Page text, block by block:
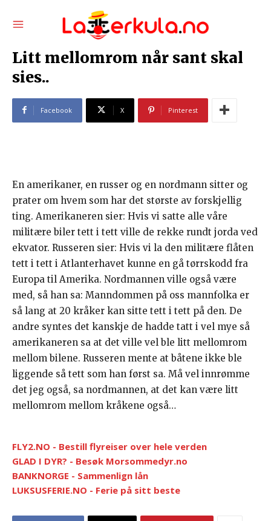
Litt mellomrom når sant skal
sies..
Facebook X Pinterest
En amerikaner, en russer og en nordmann sitter og
prater om hvem som har det største av forskjellig
ting. Amerikaneren sier: Hvis vi satte alle våre
militære biler tett i tett ville de rekke rundt jorda ved
ekvator. Russeren sier: Hvis vi la den militære flåten
tett i tett i Atlanterhavet kunne en gå tørrskodd fra
Europa til Amerika. Nordmannen ville også være
med, så han sa: Manndommen på oss mannfolka er
så lang at 20 kråker kan sitte tett i tett på den. De
andre syntes det kanskje de hadde tatt i vel mye så
amerikaneren sa at det ville vel ble litt mellomrom
mellom bilene. Russeren mente at båtene ikke ble
liggende så tett som han først sa. Må vel innrømme
det jeg også, sa nordmannen, at det kan være litt
mellomrom mellom kråkene også…
FLY2.NO - Bestill flyreiser over hele verden
GLAD I DYR? - Besøk Morsommedyr.no
BANKNORGE - Sammenlign lån
LUKSUSFERIE.NO - Ferie på sitt beste